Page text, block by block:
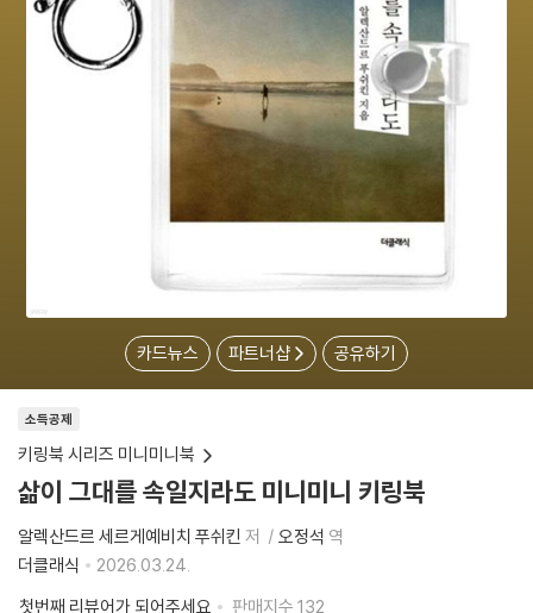
카드뉴스 파트너샵 공유하기
소득공제
키링북 시리즈 미니미니북
삶이 그대를 속일지라도 미니미니 키링북
알렉산드르 세르게예비치 푸쉬킨 저 오정석 역
더클래식
2026.03.24.
첫번째 리뷰어가 되어주세요
판매지수 132